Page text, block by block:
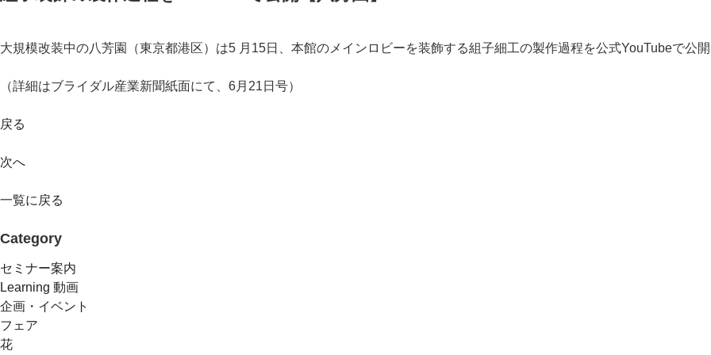
大規模改装中の八芳園（東京都港区）は5 月15日、本館のメインロビーを装飾する組子細工の製作過程を公式YouTubeで公開
（詳細はブライダル産業新聞紙面にて、6月21日号）
戻る
次へ
一覧に戻る
Category
セミナー案内
Learning 動画
企画・イベント
フェア
花